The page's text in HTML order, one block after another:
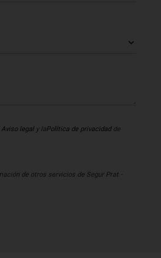
Aviso legaly laPolítica de privacidadde
de otros servicios de Segur Prat -